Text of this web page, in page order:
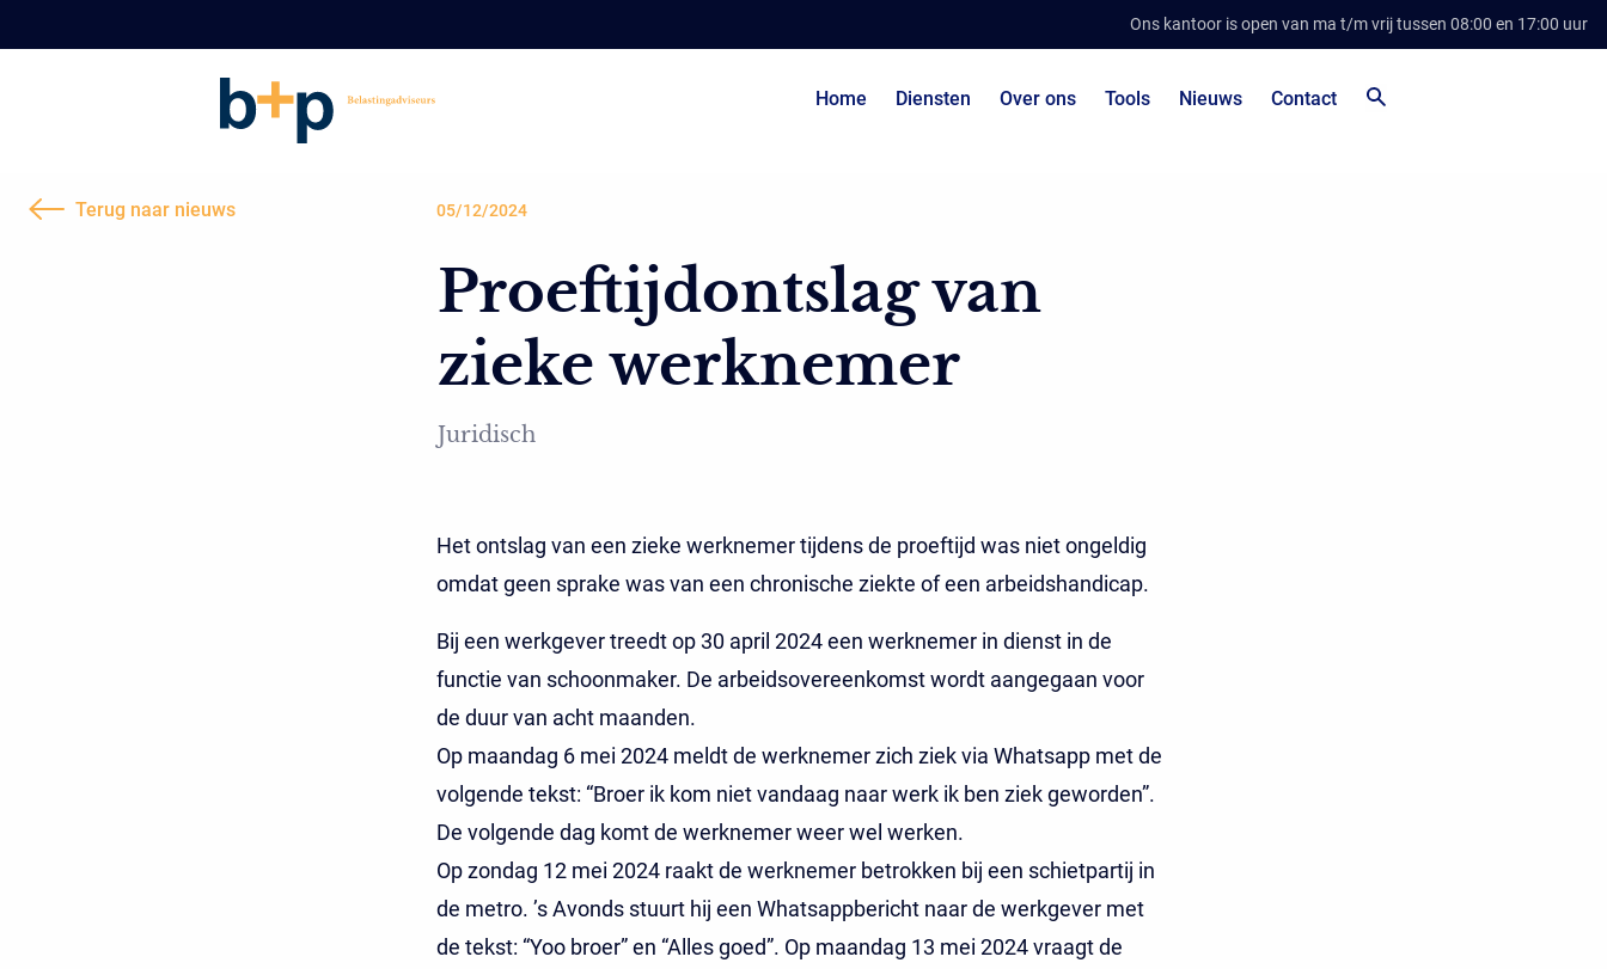
Ons kantoor is open van ma t/m vrij tussen 08:00 en 17:00 uur
Home Diensten Over ons Tools Nieuws Contact
Terug naar nieuws 05/12/2024
Proeftijdontslag van
zieke werknemer
Juridisch
Het ontslag van een zieke werknemer tijdens de proeftijd was niet ongeldig
omdat geen sprake was van een chronische ziekte of een arbeidshandicap.
Bij een werkgever treedt op 30 april 2024 een werknemer in dienst in de
functie van schoonmaker. De arbeidsovereenkomst wordt aangegaan voor
de duur van acht maanden.
Op maandag 6 mei 2024 meldt de werknemer zich ziek via Whatsapp met de
volgende tekst: “Broer ik kom niet vandaag naar werk ik ben ziek geworden”.
De volgende dag komt de werknemer weer wel werken.
Op zondag 12 mei 2024 raakt de werknemer betrokken bij een schietpartij in
de metro. ’s Avonds stuurt hij een Whatsappbericht naar de werkgever met
de tekst: “Yoo broer” en “Alles goed”. Op maandag 13 mei 2024 vraagt de